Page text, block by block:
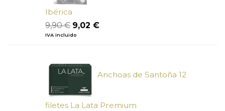
Ibérica
9,90€ El
precio
9,90 €.
9,02 €El
IVA incluido
Anchoas de Santoña 12
filetes La Lata Premium